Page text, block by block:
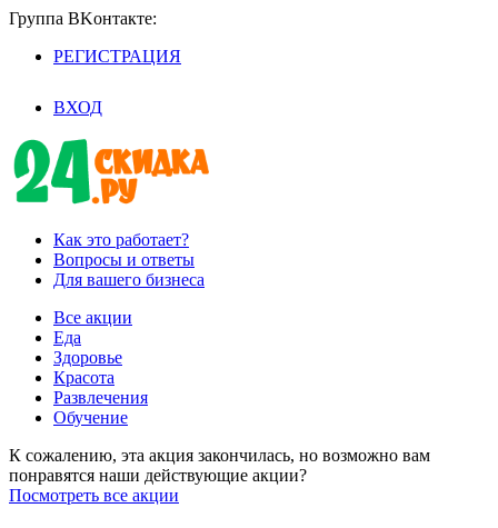
Группа BKoнтaктe:
РЕГИСТРАЦИЯ
ВХОД
Как это работает?
Вопросы и ответы
Для вашего бизнеса
Все акции
Еда
Здоровье
Красота
Развлечения
Обучение
К сожалению, эта акция закончилась, но возможно вам
понравятся наши действующие акции?
Посмотреть все акции